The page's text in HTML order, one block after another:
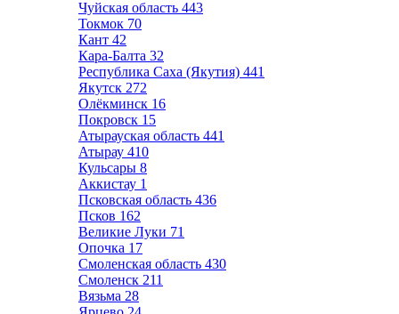
Чуйская область 443
Токмок 70
Кант 42
Кара-Балта 32
Республика Саха (Якутия) 441
Якутск 272
Олёкминск 16
Покровск 15
Атырауская область 441
Атырау 410
Кульсары 8
Аккистау 1
Псковская область 436
Псков 162
Великие Луки 71
Опочка 17
Смоленская область 430
Смоленск 211
Вязьма 28